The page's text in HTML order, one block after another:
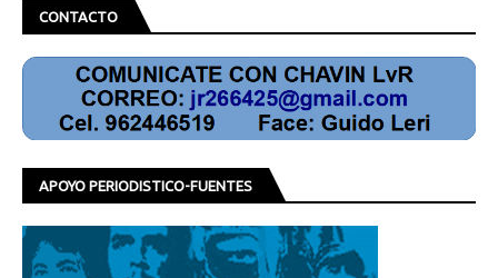
CONTACTO
APOYO PERIODISTICO-FUENTES